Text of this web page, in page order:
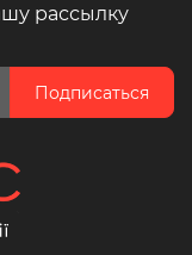
рассылку
Подписаться